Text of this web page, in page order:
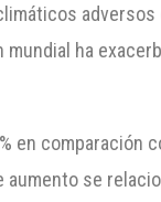
adversos
ha
en comparación
aumento se